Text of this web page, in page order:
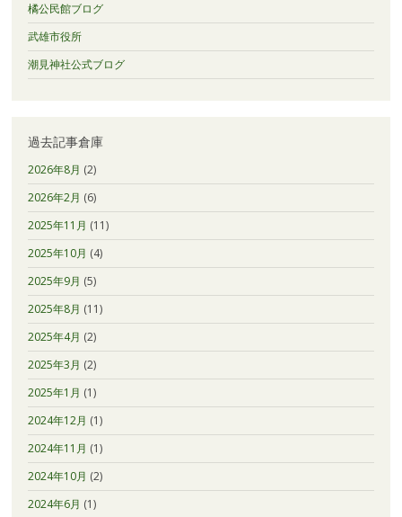
橘公民館ブログ
武雄市役所
潮見神社公式ブログ
過去記事倉庫
2026年8月 (2)
2026年2月 (6)
2025年11月 (11)
2025年10月 (4)
2025年9月 (5)
2025年8月 (11)
2025年4月 (2)
2025年3月 (2)
2025年1月 (1)
2024年12月 (1)
2024年11月 (1)
2024年10月 (2)
2024年6月 (1)